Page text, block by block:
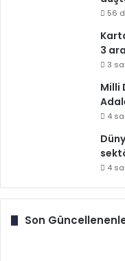
56
3
3
Milli
4
4
Son